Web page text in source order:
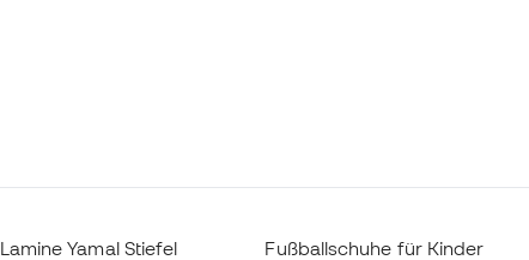
Lamine Yamal Stiefel
Fußballschuhe für Kinder